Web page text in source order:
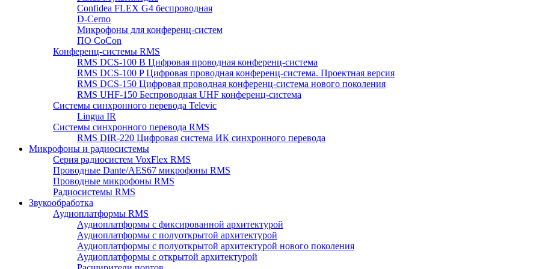
Confidea FLEX G4 беспроводная
D-Cerno
Микрофоны для конференц-систем
ПО CoCon
Конференц-системы RMS
RMS DCS-100 B Цифровая проводная конференц-система
RMS DCS-100 P Цифровая проводная конференц-система. Проектная версия
RMS DCS-150 Цифровая проводная конференц-система нового поколения
RMS UHF-150 Беспроводная UHF конференц-система
Системы синхронного перевода Televic
Lingua IR
Системы синхронного перевода RMS
RMS DIR-220 Цифровая система ИК синхронного перевода
Микрофоны и радиосистемы
Серия радиосистем VoxFlex RMS
Проводные Dante/AES67 микрофоны RMS
Проводные микрофоны RMS
Радиосистемы RMS
Звукообработка
Аудиоплатформы RMS
Аудиоплатформы с фиксированной архитектурой
Аудиоплатформы с полуоткрытой архитектурой
Аудиоплатформы с полуоткрытой архитектурой нового поколения
Аудиоплатформы с открытой архитектурой